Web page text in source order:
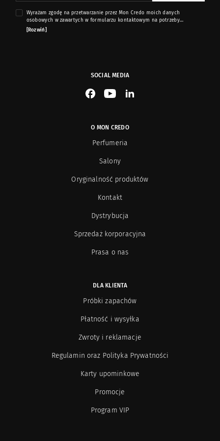
Wyrażam zgodę na przetwarzanie przez Mon Credo moich danych
osobowych w zawartych w formularzu kontaktowym na potrzeby
przesyłania mi informacji marketingowych dotyczących produktów i usług
[Rozwiń]
SOCIAL MEDIA
See our Facebook
See our YouTube channel
See our LinkedIn
O MON CREDO
Perfumeria
Salony
Oryginalność produktów
Kontakt
Dystrybucja
Sprzedaż korporacyjna
Prasa o nas
DLA KLIENTA
Próbki zapachów
Płatność i wysyłka
Zwroty i reklamacje
Regulamin oraz Polityka Prywatności
Karty upominkowe
Promocje
Program VIP